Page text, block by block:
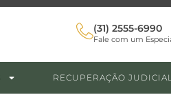
(31) 2555-6990
Fale com um
RECUPERAÇÃO